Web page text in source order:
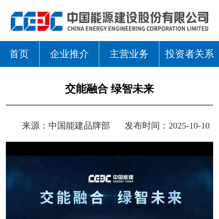
首页 企业推介 主营业务 投资者关系
交能融合 绿智未来
来源： 中国能建品牌部 发布时间：2025-10-10